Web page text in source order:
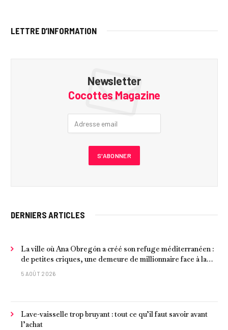
LETTRE D’INFORMATION
Newsletter
Cocottes Magazine
DERNIERS ARTICLES
La ville où Ana Obregón a créé son refuge méditerranéen :
de petites criques, une demeure de millionnaire face à la
mer et les meilleurs fruits de mer
5 AOÛT 2026
Lave-vaisselle trop bruyant : tout ce qu’il faut savoir avant
l’achat